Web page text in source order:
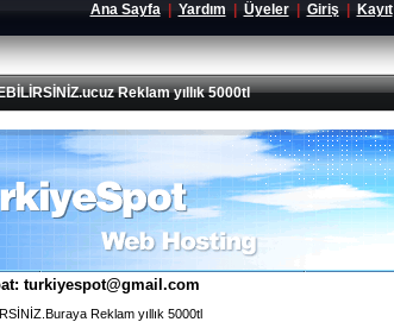
Ana Sayfa| Yardım Üyeler| Giriş| Kayıt
Reklam yıllık 5000tl
turkiyespot@gmail.com
Reklam yıllık 5000tl